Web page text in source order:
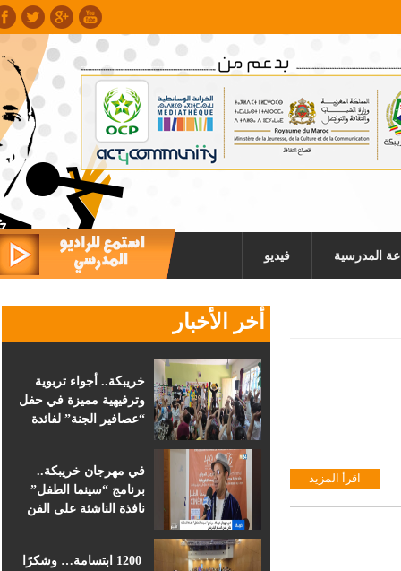
المدرسية فيديو
أخر الأخبار
خريبكة.. أجواء تربوية
وترفيهية مميزة في حفل
“عصافير الجنة” لفائدة
في مهرجان خريبكة..
برنامج “سينما الطفل”
نافذة الناشئة على الفن
1200 ابتسامة… وشكرًا
اقرأ المزيد